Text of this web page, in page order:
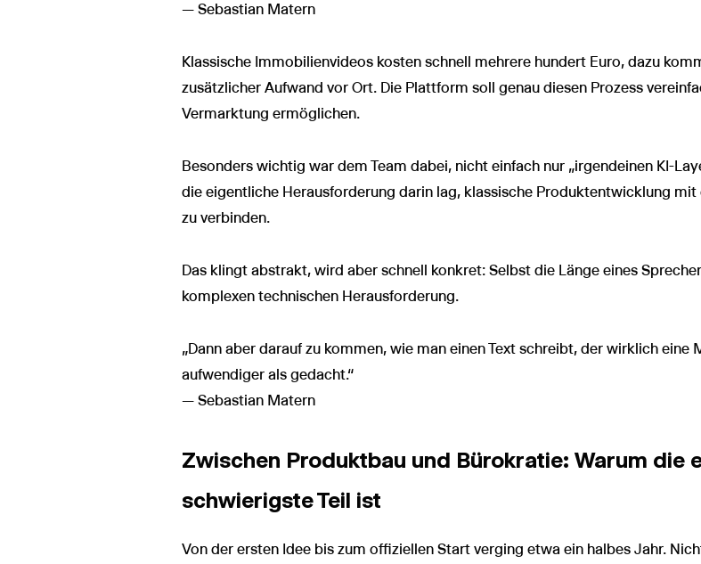
— Sebastian Matern
Klassische Immobilienvideos kosten schnell mehrere hundert Euro, dazu
zusätzlicher Aufwand vor Ort. Die Plattform soll genau diesen Prozess
Vermarktung ermöglichen.
Besonders wichtig war dem Team dabei, nicht einfach nur „irgendeinen KI-
die eigentliche Herausforderung darin lag, klassische Produktentwicklung
zu verbinden.
Das klingt abstrakt, wird aber schnell konkret: Selbst die Länge eines
komplexen technischen Herausforderung.
„Dann aber darauf zu kommen, wie man einen Text schreibt, der wirklich
aufwendiger als gedacht.“
— Sebastian Matern
Zwischen Produktbau und Bürokratie: Warum die
schwierigste Teil ist
Von der ersten Idee bis zum offiziellen Start verging etwa ein halbes Jahr.